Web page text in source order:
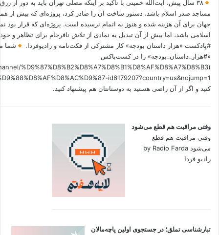
۳۸ سال پیش، آیت‌الله خمینی با تاکید بر اینکه مصلی تهران باید به دور از
مساجد صدر اسلام باشد، دستور ساخت آن را صادر کرد، پروژه‌ای که بیش از
جهان برای آن هزینه شده و هنوز به اتمام نرسیده است. پروژه‌ای که قرار بود
اسلامی باشد، اما بیش از آن تبدیل به نمادی از تلاش نافرجام برای تظاهر و
#پادکست «هزار داستان بودجه» کار مشترکی از فکت‌نامه و رادیوفردا.
شما
«#هزار_داستان_بودجه» را در کست‌باکس
%D9%87%D8%B2%D8%A7%D8%B1%D8%AF%D8%A7%D8%B3
کنید و اگر از آن راضی هستید به دوستانتان هم پیشنهاد کنید.
وقتی مراقبت هم قطع می‌شود
وقتی مراقبت هم قطع
می‌شود by Radio Farda
رادیو فردا
تبارشناسی تملق؛ در جستجوی اولین‌ پاچه‌مالان